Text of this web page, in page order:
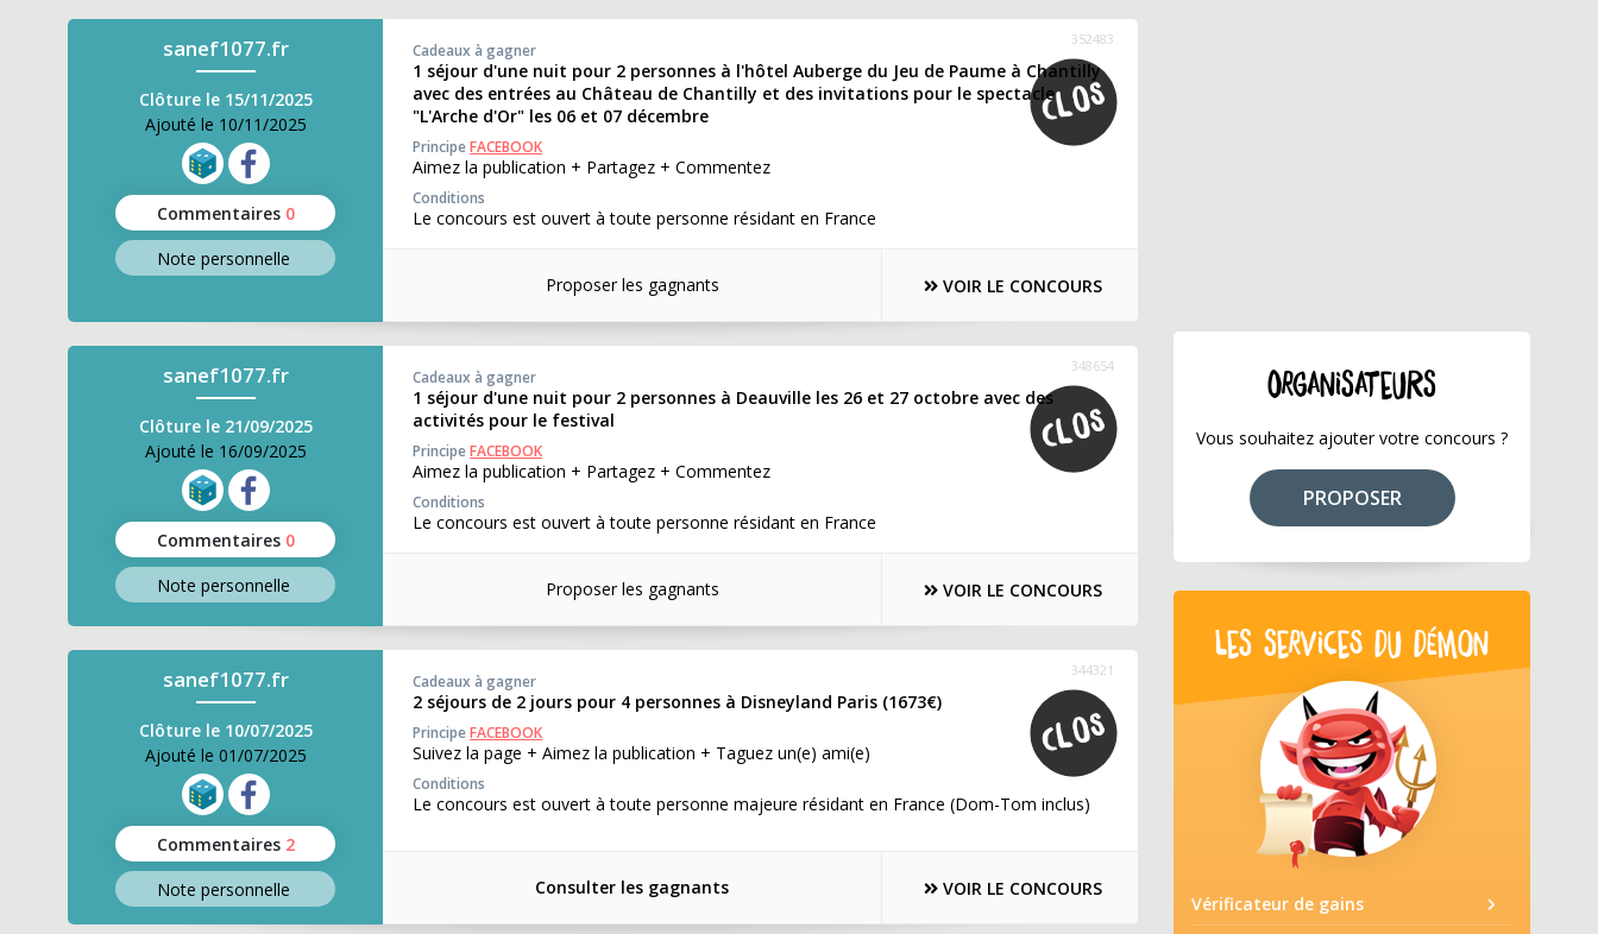
sanef1077.fr
Clôture le 15/11/2025
Ajouté le 10/11/2025
Commentaires 0
Note personnelle
352483
Cadeaux à gagner
1 séjour d'une nuit pour 2 personnes à l'hôtel Auberge du Jeu de Paume à Chantilly
avec des entrées au Château de Chantilly et des invitations pour le spectacle
"L'Arche d'Or" les 06 et 07 décembre
PrincipeFACEBOOK
Aimez la publication + Partagez + Commentez
Conditions
Le concours est ouvert à toute personne résidant en France
Proposer les gagnants VOIR LE CONCOURS
sanef1077.fr
Clôture le 21/09/2025
Ajouté le 16/09/2025
Commentaires 0
Note personnelle
348654
Cadeaux à gagner
1 séjour d'une nuit pour 2 personnes à Deauville les 26 et 27 octobre avec des
activités pour le festival
PrincipeFACEBOOK
Aimez la publication + Partagez + Commentez
Conditions
Le concours est ouvert à toute personne résidant en France
Proposer les gagnants VOIR LE CONCOURS
sanef1077.fr
Clôture le 10/07/2025
Ajouté le 01/07/2025
Commentaires 2
Note personnelle
344321
Cadeaux à gagner
2 séjours de 2 jours pour 4 personnes à Disneyland Paris (1673€)
PrincipeFACEBOOK
Suivez la page + Aimez la publication + Taguez un(e) ami(e)
Conditions
Le concours est ouvert à toute personne majeure résidant en France (Dom-Tom inclus)
Consulter les gagnants VOIR LE CONCOURS
ORGANISATEURS
Vous souhaitez ajouter votre concours ?
PROPOSER
LES SERVICES DU DÉMON
Vérificateur de gains